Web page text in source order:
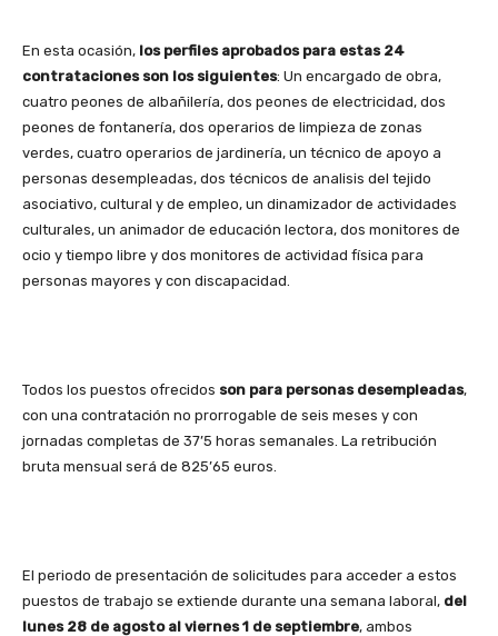
En esta ocasión, los perfiles aprobados para estas 24
contrataciones son los siguientes: Un encargado de obra,
cuatro peones de albañilería, dos peones de electricidad, dos
peones de fontanería, dos operarios de limpieza de zonas
verdes, cuatro operarios de jardinería, un técnico de apoyo a
personas desempleadas, dos técnicos de analisis del tejido
asociativo, cultural y de empleo, un dinamizador de actividades
culturales, un animador de educación lectora, dos monitores de
ocio y tiempo libre y dos monitores de actividad física para
personas mayores y con discapacidad.
Todos los puestos ofrecidos son para personas desempleadas,
con una contratación no prorrogable de seis meses y con
jornadas completas de 37’5 horas semanales. La retribución
bruta mensual será de 825’65 euros.
El periodo de presentación de solicitudes para acceder a estos
puestos de trabajo se extiende durante una semana laboral, del
lunes 28 de agosto al viernes 1 de septiembre, ambos